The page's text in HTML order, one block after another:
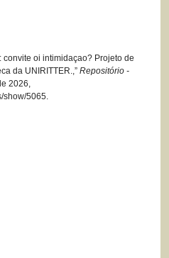
convite oi intimidaçao? Projeto de
da UNIRITTER.,” Repositório -
2026,
show/5065.